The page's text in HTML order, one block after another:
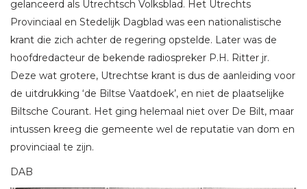
gelanceerd als Utrechtsch Volksblad. Het Utrechts
Provinciaal en Stedelijk Dagblad was een nationalistische
krant die zich achter de regering opstelde. Later was de
hoofdredacteur de bekende radiospreker P.H. Ritter jr.
Deze wat grotere, Utrechtse krant is dus de aanleiding voor
de uitdrukking ‘de Biltse Vaatdoek’, en niet de plaatselijke
Biltsche Courant. Het ging helemaal niet over De Bilt, maar
intussen kreeg die gemeente wel de reputatie van dom en
provinciaal te zijn.
DAB